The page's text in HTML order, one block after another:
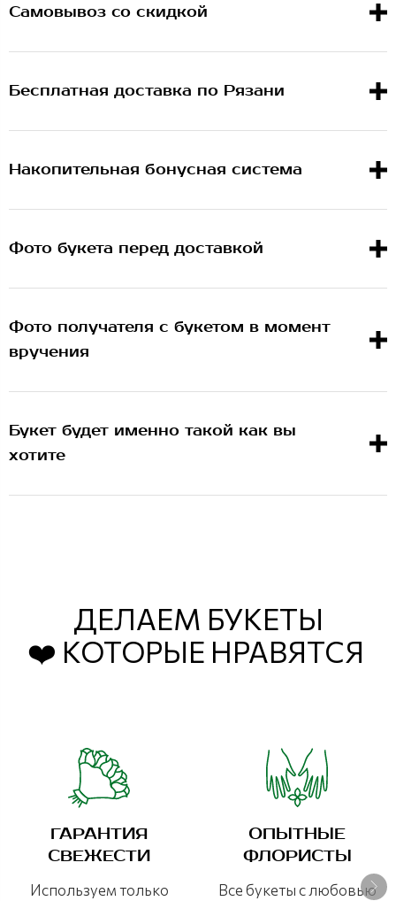
Самовывоз со скидкой
Бесплатная доставка по Рязани
Накопительная бонусная система
Фото букета перед доставкой
Фото получателя с букетом в момент
вручения
Букет будет именно такой как вы
хотите
ДЕЛАЕМ БУКЕТЫ
❤️ КОТОРЫЕ НРАВЯТСЯ
ГАРАНТИЯ
СВЕЖЕСТИ
Используем только
ОПЫТНЫЕ
ФЛОРИСТЫ
Все букеты с любовью